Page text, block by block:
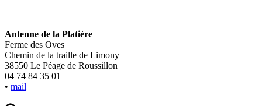
Antenne de la Platière
Ferme des Oves
Chemin de la traille de Limony
38550 Le Péage de Roussillon
04 74 84 35 01
• mail